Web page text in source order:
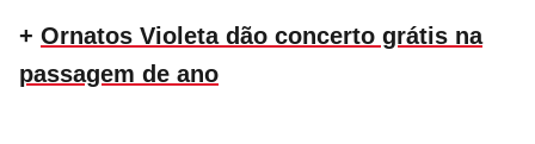
+ Ornatos Violeta dão concerto grátis na
passagem de ano